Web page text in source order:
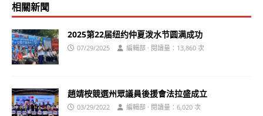
相關新聞
2025第22届纽约仲夏泼水节圆满成功
07/29/2025 編輯部 · 閱讀量：13,860 次
趙靖桉競選州眾議員後援會法拉盛成立
03/29/2022 編輯部 · 閱讀量：6,020 次